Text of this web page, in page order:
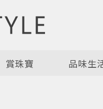
賞珠寶 品味生